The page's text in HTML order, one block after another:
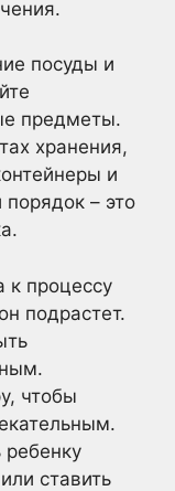
посуды и
предметы.
хранения,
и
– это
к процессу
подрастет.
чтобы
ставить